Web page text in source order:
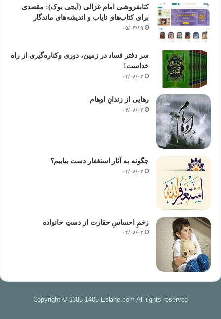
کتابفروشی امام غزالی (آیجی بوک): مقصدی
برای کتاب‌های نایاب و اندیشه‌های ماندگار
۰۵/۰۳/۱۹
سر دفتر فساد در زمین‌، دوری وکناره‌گیری از راه
خداست‌!
۰۴/۰۸/۰۳
رهایی از زندانِ اوهام
۰۴/۰۸/۰۳
چگونه به آثار استغفار دست بیابیم؟
۰۴/۰۸/۰۳
زخمِ احساسِ حقارت از دستِ خانواده
۰۴/۰۸/۰۳
Copyright © 1385-1405 Eslahe.com All rights reserved